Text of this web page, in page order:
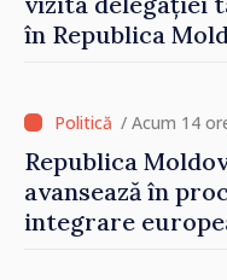
în Republica
cunosc politica
/ Acum 14
Republica
avansează în
integrare